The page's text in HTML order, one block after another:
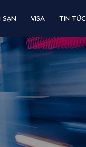
SẠN VISA TIN TỨC